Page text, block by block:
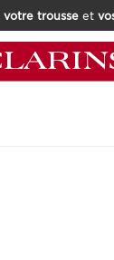
votre trousseet